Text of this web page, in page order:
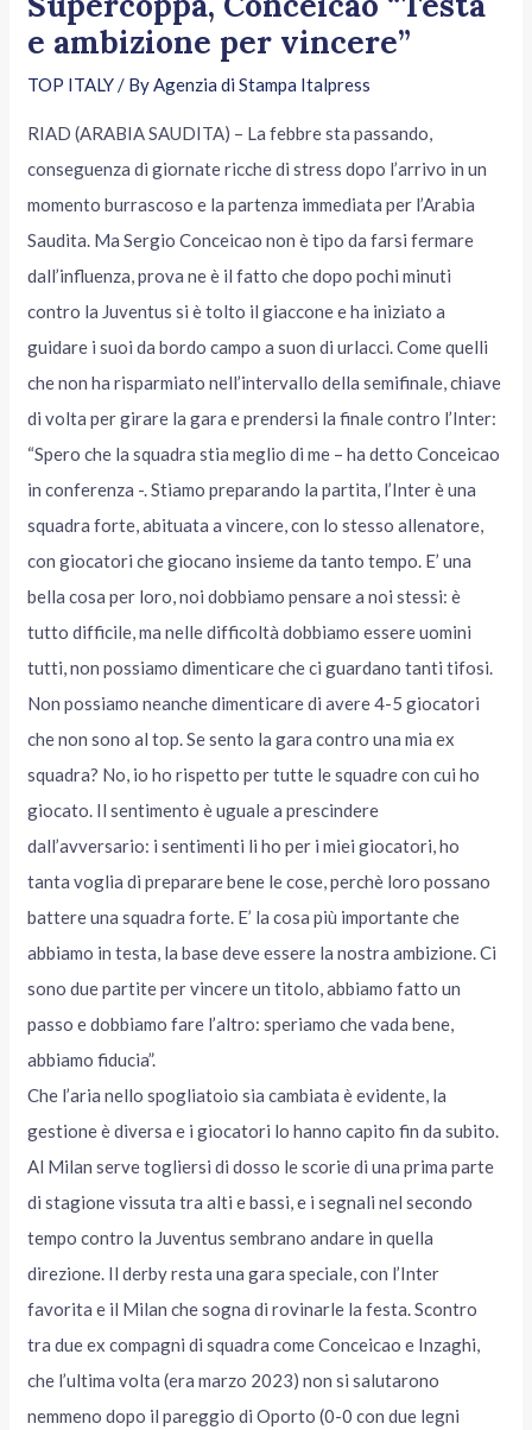
e ambizione per vincere”
TOP ITALY/ ByAgenzia di Stampa Italpress
RIAD (ARABIA SAUDITA) – La febbre sta passando,
conseguenza di giornate ricche di stress dopo l’arrivo in un
momento burrascoso e la partenza immediata per l’Arabia
Saudita. Ma Sergio Conceicao non è tipo da farsi fermare
dall’influenza, prova ne è il fatto che dopo pochi minuti
contro la Juventus si è tolto il giaccone e ha iniziato a
guidare i suoi da bordo campo a suon di urlacci. Come quelli
che non ha risparmiato nell’intervallo della semifinale, chiave
di volta per girare la gara e prendersi la finale contro l’Inter:
“Spero che la squadra stia meglio di me – ha detto Conceicao
in conferenza -. Stiamo preparando la partita, l’Inter è una
squadra forte, abituata a vincere, con lo stesso allenatore,
con giocatori che giocano insieme da tanto tempo. E’ una
bella cosa per loro, noi dobbiamo pensare a noi stessi: è
tutto difficile, ma nelle difficoltà dobbiamo essere uomini
tutti, non possiamo dimenticare che ci guardano tanti tifosi.
Non possiamo neanche dimenticare di avere 4-5 giocatori
che non sono al top. Se sento la gara contro una mia ex
squadra? No, io ho rispetto per tutte le squadre con cui ho
giocato. Il sentimento è uguale a prescindere
dall’avversario: i sentimenti li ho per i miei giocatori, ho
tanta voglia di preparare bene le cose, perchè loro possano
battere una squadra forte. E’ la cosa più importante che
abbiamo in testa, la base deve essere la nostra ambizione. Ci
sono due partite per vincere un titolo, abbiamo fatto un
passo e dobbiamo fare l’altro: speriamo che vada bene,
abbiamo fiducia”.
Che l’aria nello spogliatoio sia cambiata è evidente, la
gestione è diversa e i giocatori lo hanno capito fin da subito.
Al Milan serve togliersi di dosso le scorie di una prima parte
di stagione vissuta tra alti e bassi, e i segnali nel secondo
tempo contro la Juventus sembrano andare in quella
direzione. Il derby resta una gara speciale, con l’Inter
favorita e il Milan che sogna di rovinarle la festa. Scontro
tra due ex compagni di squadra come Conceicao e Inzaghi,
che l’ultima volta (era marzo 2023) non si salutarono
nemmeno dopo il pareggio di Oporto (0-0 con due legni